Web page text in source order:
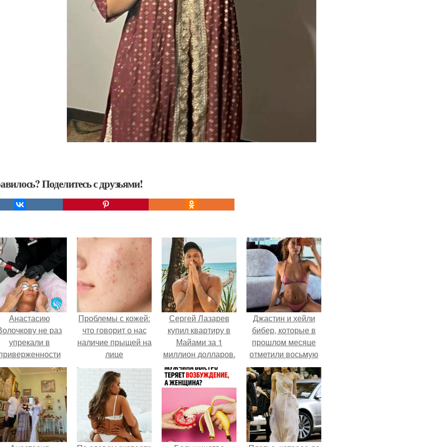
Поделитесь с друзьями!
Анастасию
не раз
упрекали в
бьюти -
процедурам.
Проблемы с кожей:
что говорит о нас
наличие прыщей на
лице
Сергей Лазарев
купил квартиру в
Майами за 1
миллион долларов.
Джастин и хейли
бибер, которые в
прошлом месяце
отметили восьмую
годовщину
помолвки, показали
новые фото с
совместного
отдыха.